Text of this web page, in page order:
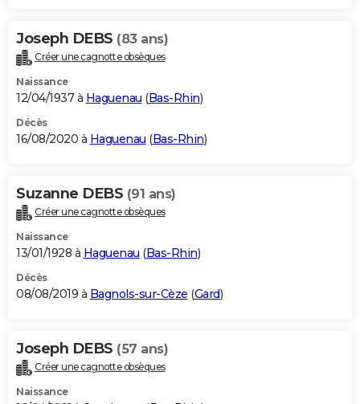
Joseph DEBS (83 ans)
Créer une cagnotte obsèques
Naissance
12/04/1937 à Haguenau (Bas-Rhin)
Décès
16/08/2020 à Haguenau (Bas-Rhin)
Suzanne DEBS (91 ans)
Créer une cagnotte obsèques
Naissance
13/01/1928 à Haguenau (Bas-Rhin)
Décès
08/08/2019 à Bagnols-sur-Cèze (Gard)
Joseph DEBS (57 ans)
Créer une cagnotte obsèques
Naissance